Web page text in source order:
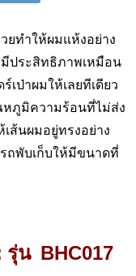
ยทำให้ผมแห้งอย่าง
มีประสิทธิภาพเหมือน
ป่าผมให้เลยทีเดียว
ภูมิความร้อนที่ไม่ส่ง
เส้นผมอยู่ทรงอย่าง
ถพับเก็บให้มีขนาดที่
รุ่น BHC017